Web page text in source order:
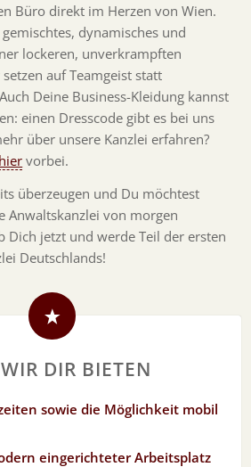
Büro direkt im Herzen von Wien.
dynamisches und
lockeren, unverkrampften
auf Teamgeist statt
Deine Business-Kleidung kannst
einen Dresscode gibt es bei uns
über unsere Kanzlei erfahren?
hier vorbei.
überzeugen und Du möchtest
Anwaltskanzlei von morgen
Dich jetzt und werde Teil der ersten
Deutschlands!
DIR BIETEN
sowie die Möglichkeit mobil
eingerichteter Arbeitsplatz